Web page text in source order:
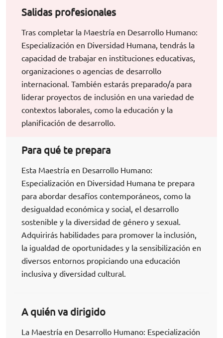
Salidas profesionales
Tras completar la Maestría en Desarrollo Humano:
Especialización en Diversidad Humana, tendrás la
capacidad de trabajar en instituciones educativas,
organizaciones o agencias de desarrollo
internacional. También estarás preparado/a para
liderar proyectos de inclusión en una variedad de
contextos laborales, como la educación y la
planificación de desarrollo.
Para qué te prepara
Esta Maestría en Desarrollo Humano:
Especialización en Diversidad Humana te prepara
para abordar desafíos contemporáneos, como la
desigualdad económica y social, el desarrollo
sostenible y la diversidad de género y sexual.
Adquirirás habilidades para promover la inclusión,
la igualdad de oportunidades y la sensibilización en
diversos entornos propiciando una educación
inclusiva y diversidad cultural.
A quién va dirigido
La Maestría en Desarrollo Humano: Especialización